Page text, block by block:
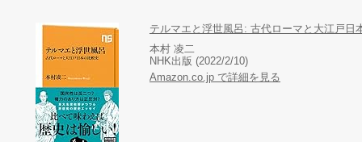
テルマエと浮世風呂: 古代ローマと大江戸日
本村 凌二
NHK出版 (2022/2/10)
Amazon.co.jp で詳細を見る